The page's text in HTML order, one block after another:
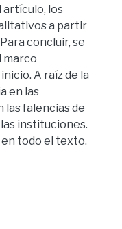
artículo, los
a partir
concluir, se
marco
A raíz de la
en las
falencias de
instituciones.
todo el texto.